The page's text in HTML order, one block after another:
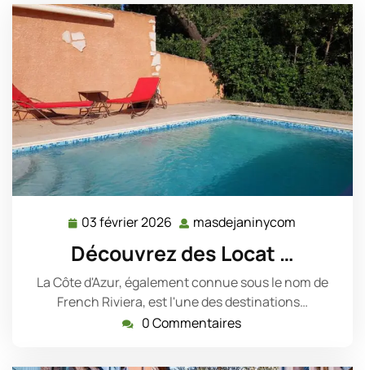
03 février 2026 03
février
2026
masdejaninycom
Découvrez des Locat …
La Côte d'Azur, également connue sous le nom de
French Riviera, est l'une des destinations…
0 Commentaires